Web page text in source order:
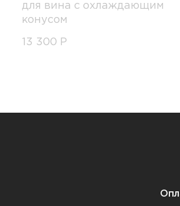
для вина с охлаждающим
конусом
13 300 Р